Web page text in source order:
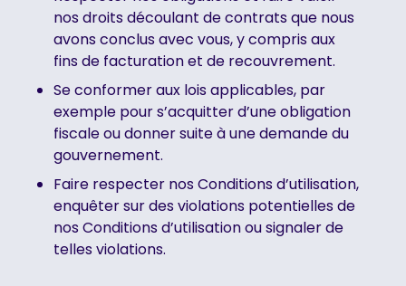
nos droits découlant de contrats que nous
avons conclus avec vous, y compris aux
fins de facturation et de recouvrement.
Se conformer aux lois applicables, par
exemple pour s’acquitter d’une obligation
fiscale ou donner suite à une demande du
gouvernement.
Faire respecter nos Conditions d’utilisation,
enquêter sur des violations potentielles de
nos Conditions d’utilisation ou signaler de
telles violations.